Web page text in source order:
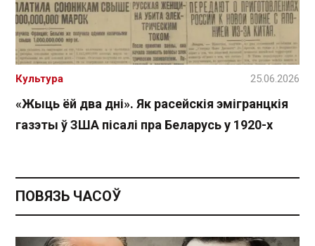
«Жыць ёй два дні». Як расейскія эмігранцкія
газэты ў ЗША пісалі пра Беларусь у 1920-х
Культура 25.06.2026
ПОВЯЗЬ ЧАСОЎ